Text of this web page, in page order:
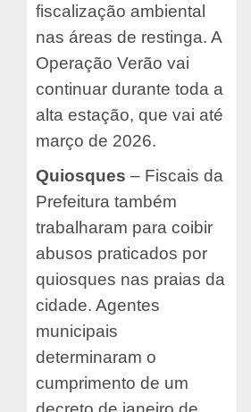
fiscalização ambiental
nas áreas de restinga. A
Operação Verão vai
continuar durante toda a
alta estação, que vai até
março de 2026.
Quiosques – Fiscais da
Prefeitura também
trabalharam para coibir
abusos praticados por
quiosques nas praias da
cidade. Agentes
municipais
determinaram o
cumprimento de um